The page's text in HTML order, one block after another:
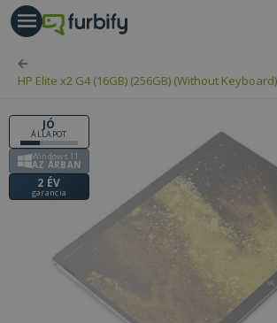
HP Elite x2 G4 (16GB) (256GB) (Without
JÓ
ÁLLAPOT
Windows 11
AZ ÁRBAN
2 ÉV
garancia
gomb